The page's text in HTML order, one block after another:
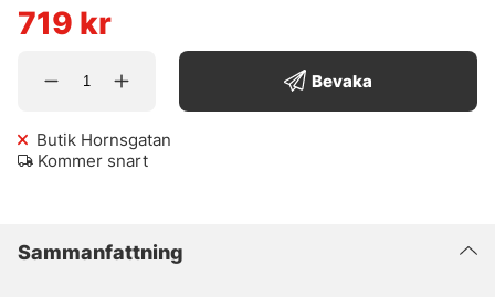
719 kr
Bevaka
Butik Hornsgatan
Kommer snart
Sammanfattning